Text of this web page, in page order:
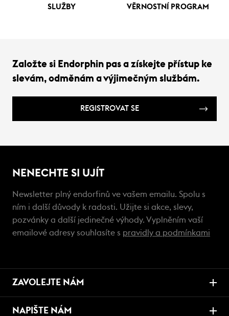
SLUŽBY VĚRNOSTNÍ PROGRAM
Založte si Endorphin pas a získejte přístup ke
slevám, odměnám a výjimečným službám.
REGISTROVAT SE
NENECHTE SI UJÍT
Newsletter plný endorfinů ve vašem emailu. Spolu s
ním i další důvody k radosti. Užijte si akce, slevy,
pozvánky a další jedinečné výhody. Vyplněním vaší
emailové adresy souhlasíte s pravidly a podmínkami
ZAVOLEJTE NÁM
NAPIŠTE NÁM